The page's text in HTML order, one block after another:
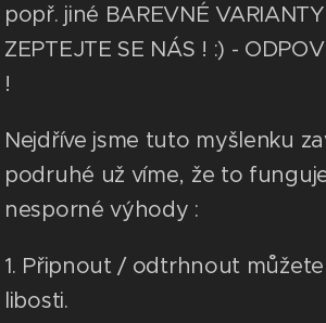
popř. jiné BAREVNÉ
ZEPTEJTE SE NÁS ! :) -
!
Nejdříve jsme tuto myšlenku
podruhé už víme, že to
nesporné výhody :
1. Připnout / odtrhnout
libosti.